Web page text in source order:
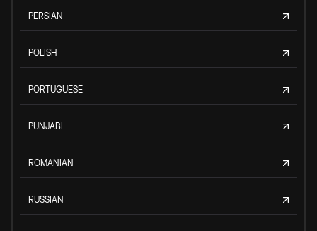
PERSIAN
POLISH
PORTUGUESE
PUNJABI
ROMANIAN
RUSSIAN